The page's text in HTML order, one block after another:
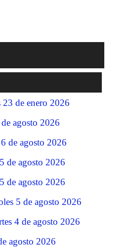
de enero 2026
agosto 2026
de agosto 2026
de agosto 2026
de agosto 2026
5 de agosto 2026
4 de agosto 2026
agosto 2026